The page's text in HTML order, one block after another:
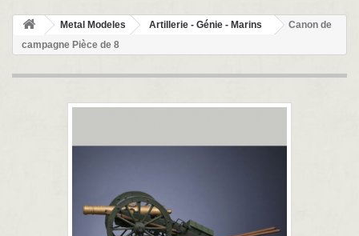
Metal Modeles Artillerie - Génie - Marins
Canon de
campagne Pièce de 8